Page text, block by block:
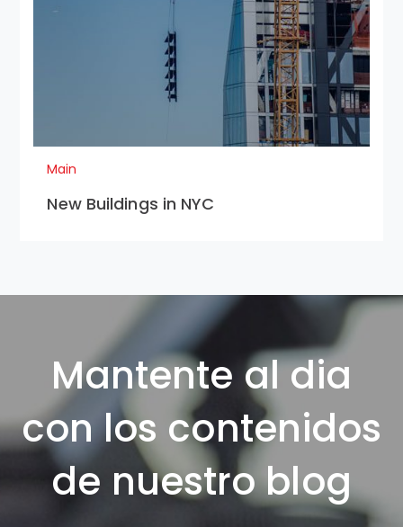
Main
New Buildings in NYC
Mantente al dia
con los contenidos
de nuestro blog